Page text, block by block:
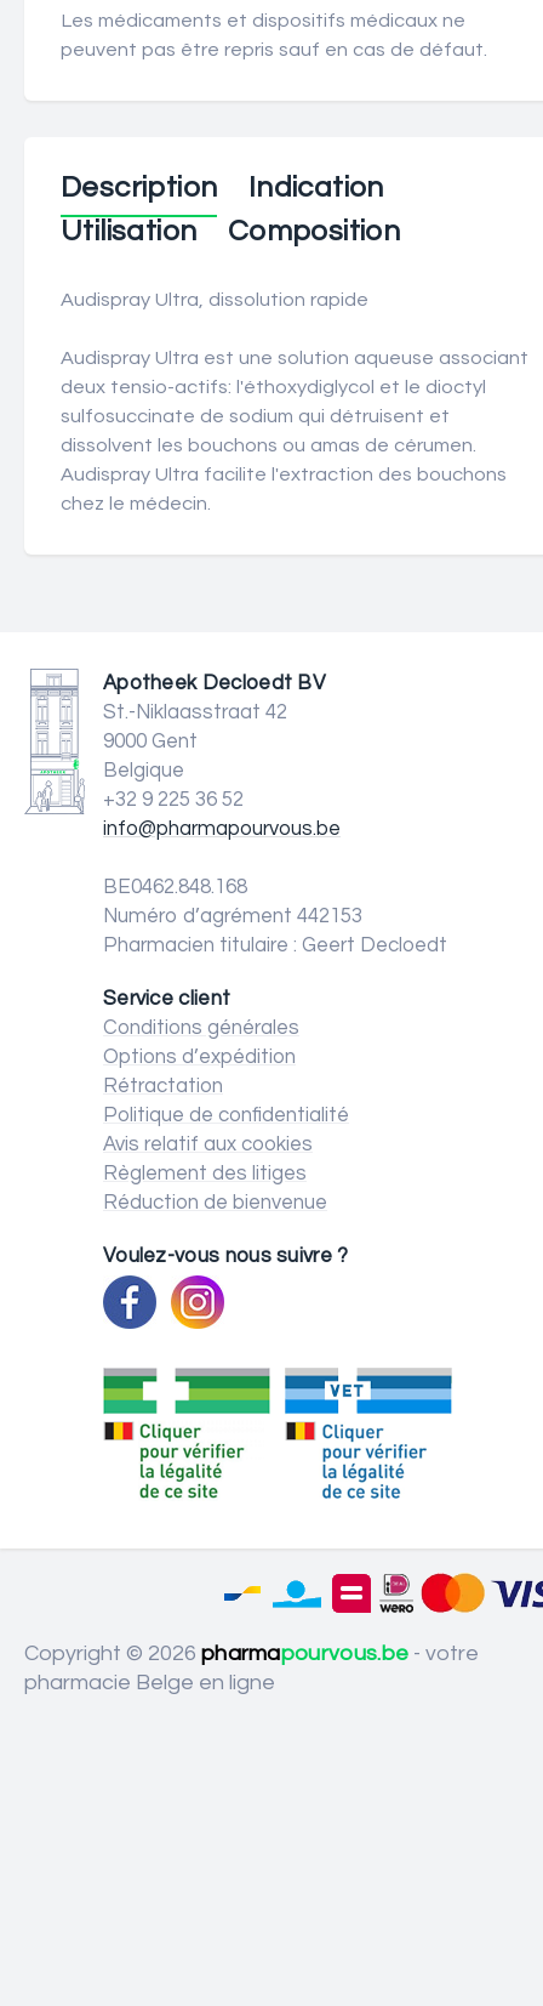
Les médicaments et dispositifs médicaux ne
peuvent pas être repris sauf en cas de défaut.
Description
Indication
Utilisation
Composition
Audispray Ultra, dissolution rapide
Audispray Ultra est une solution aqueuse associant
deux tensio-actifs: l'éthoxydiglycol et le dioctyl
sulfosuccinate de sodium qui détruisent et
dissolvent les bouchons ou amas de cérumen.
Audispray Ultra facilite l'extraction des bouchons
chez le médecin.
Apotheek Decloedt BV
St.-Niklaasstraat 42
9000 Gent
Belgique
+32 9 225 36 52
info@pharmapourvous.be
BE0462.848.168
Numéro d’agrément 442153
Pharmacien titulaire : Geert Decloedt
Service client
Conditions générales
Options d’expédition
Rétractation
Politique de confidentialité
Avis relatif aux cookies
Règlement des litiges
Réduction de bienvenue
Voulez-vous nous suivre ?
Copyright © 2026 pharmapourvous.be - votre
pharmacie Belge en ligne